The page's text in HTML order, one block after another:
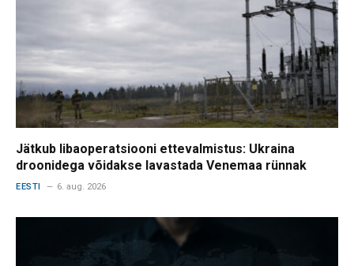
Jätkub libaoperatsiooni ettevalmistus: Ukraina
droonidega võidakse lavastada Venemaa rünnak
EESTI 6. aug. 2026